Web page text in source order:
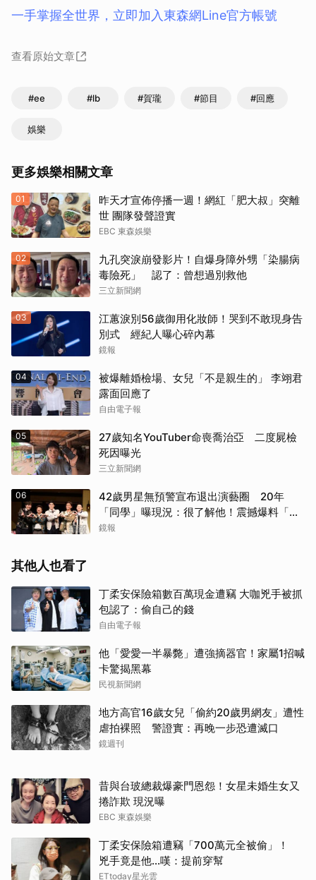
一手掌握全世界，立即加入東森網Line官方帳號
查看原始文章
#ee #lb #賀瓏 #節目 #回應
娛樂
更多娛樂相關文章
01
昨天才宣佈停播一週！網紅「肥大叔」突離
世 團隊發聲證實
EBC 東森娛樂
02
九孔突淚崩發影片！自爆身障外甥「染腸病
毒險死」 認了：曾想過別救他
三立新聞網
03
江蕙淚別56歲御用化妝師！哭到不敢現身告
別式 經紀人曝心碎內幕
鏡報
04
被爆離婚檢場、女兒「不是親生的」 李翊君
露面回應了
自由電子報
05
27歲知名YouTuber命喪喬治亞 二度屍檢
死因曝光
三立新聞網
06
42歲男星無預警宣布退出演藝圈 20年
「同學」曝現況：很了解他！震撼爆料「恐
懼」這件事
鏡報
其他人也看了
丁柔安保險箱數百萬現金遭竊 大咖兇手被抓
包認了：偷自己的錢
自由電子報
他「愛愛一半暴斃」遭強摘器官！家屬1招喊
卡驚揭黑幕
民視新聞網
地方高官16歲女兒「偷約20歲男網友」遭性
虐拍裸照 警證實：再晚一步恐遭滅口
鏡週刊
昔與台玻總裁爆豪門恩怨！女星未婚生女又
捲詐欺 現況曝
EBC 東森娛樂
丁柔安保險箱遭竊「700萬元全被偷」！
兇手竟是他...嘆：提前穿幫
ETtoday星光雲